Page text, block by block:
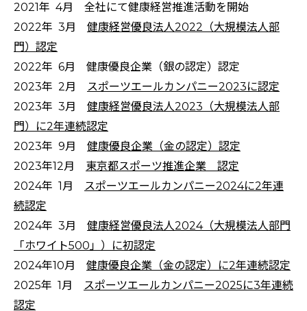
2021年 4月 全社にて健康経営推進活動を開始
2022年 3月 健康経営優良法人2022（大規模法人部
門）認定
2022年 6月 健康優良企業（銀の認定）認定
2023年 2月 スポーツエールカンパニー2023に認定
2023年 3月 健康経営優良法人2023（大規模法人部
門）に2年連続認定
2023年 9月 健康優良企業（金の認定）認定
2023年12月 東京都スポーツ推進企業 認定
2024年 1月 スポーツエールカンパニー2024に2年連
続認定
2024年 3月 健康経営優良法人2024（大規模法人部門
「ホワイト500」）に初認定
2024年10月 健康優良企業（金の認定）に2年連続認定
2025年 1月 スポーツエールカンパニー2025に3年連続
認定